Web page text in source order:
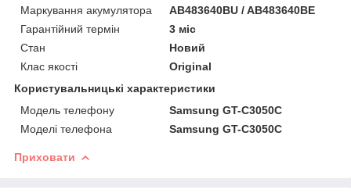
Маркування акумулятора
AB483640BU / AB483640BE
Гарантійний термін
3 міс
Стан
Новий
Клас якості
Original
Користувальницькі характеристики
Модель телефону
Samsung GT-C3050C
Моделі телефона
Samsung GT-C3050C
Приховати